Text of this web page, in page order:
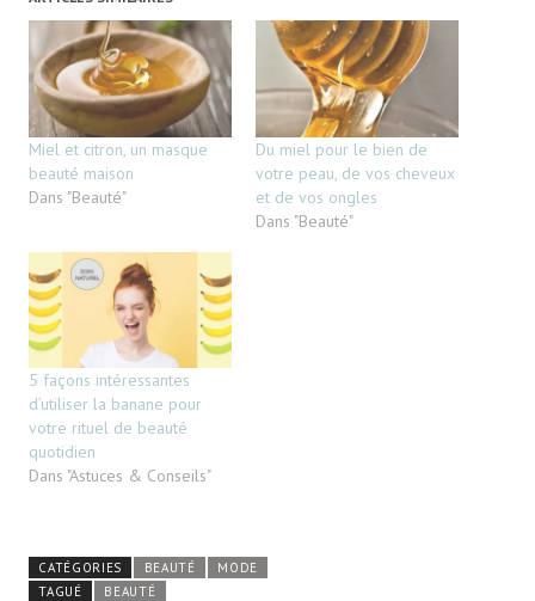
Miel et citron, un masque
beauté maison
Dans "Beauté"
Du miel pour le bien de
votre peau, de vos cheveux
et de vos ongles
Dans "Beauté"
5 façons intéressantes
d’utiliser la banane pour
votre rituel de beauté
quotidien
Dans "Astuces & Conseils"
CATÉGORIES BEAUTÉ
MODE
TAGUÉ
BEAUTÉ